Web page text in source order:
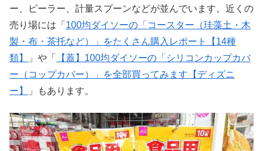
ー、ピーラー、計量スプーンなどが並んでいます。近くの
売り場には「 100均ダイソーの「コースター（珪藻土・木
製・布・茶托など）」をたくさん購入レポート【14種
類】
」や「
【蓋】100均ダイソーの「シリコンカップカバ
ー（コップカバー）」を全部買ってみます【ディズニ
ー】
」もあります。